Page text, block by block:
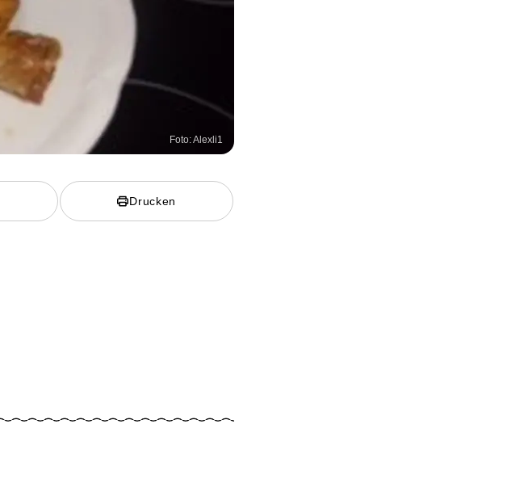
Foto: Alexli1
Drucken